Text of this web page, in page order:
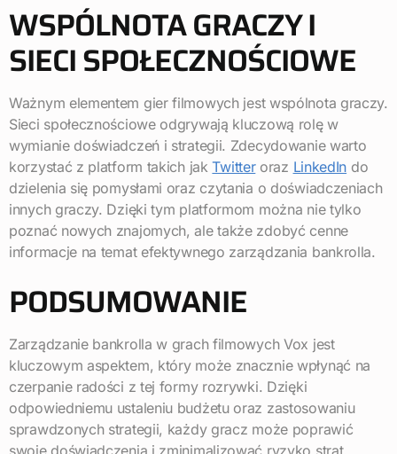
WSPÓLNOTA GRACZY I
SIECI SPOŁECZNOŚCIOWE
Ważnym elementem gier filmowych jest wspólnota graczy.
Sieci społecznościowe odgrywają kluczową rolę w
wymianie doświadczeń i strategii. Zdecydowanie warto
korzystać z platform takich jakTwitteroraz LinkedIn do
dzielenia się pomysłami oraz czytania o doświadczeniach
innych graczy. Dzięki tym platformom można nie tylko
poznać nowych znajomych, ale także zdobyć cenne
informacje na temat efektywnego zarządzania bankrolla.
PODSUMOWANIE
Zarządzanie bankrolla w grach filmowych Vox jest
kluczowym aspektem, który może znacznie wpłynąć na
czerpanie radości z tej formy rozrywki. Dzięki
odpowiedniemu ustaleniu budżetu oraz zastosowaniu
sprawdzonych strategii, każdy gracz może poprawić